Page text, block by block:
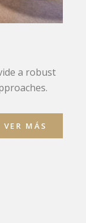
a robust
VER MÁS